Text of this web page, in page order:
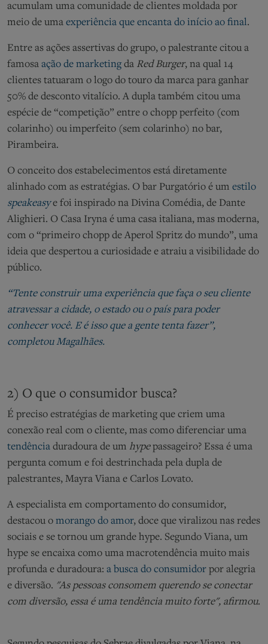
acumulam uma comunidade de clientes moldada por
meio de uma experiência que encanta do início ao final.
Entre as ações assertivas do grupo, o palestrante citou a
famosa ação de marketingda Red Burger, na qual 14
clientes tatuaram o logo do touro da marca para ganhar
50% de desconto vitalício. A dupla também citou uma
espécie de “competição” entre o chopp perfeito (com
colarinho) ou imperfeito (sem colarinho) no bar,
Pirambeira.
O conceito dos estabelecimentos está diretamente
alinhado com as estratégias. O bar Purgatório é um estilo
speakeasye foi inspirado na Divina Comédia, de Dante
Alighieri. O Casa Iryna é uma casa italiana, mas moderna,
com o “primeiro chopp de Aperol Spritz do mundo”, uma
ideia que despertou a curiosidade e atraiu a visibilidade do
público.
“Tente construir uma experiência que faça o seu cliente
atravessar a cidade, o estado ou o país para poder
conhecer você. E é isso que a gente tenta fazer”,
completou Magalhães.
2) O que o consumidor busca?
É preciso estratégias de marketing que criem uma
conexão real com o cliente, mas como diferenciar uma
tendência duradoura de um hypepassageiro? Essa é uma
pergunta comum e foi destrinchada pela dupla de
palestrantes, Mayra Viana e Carlos Lovato.
A especialista em comportamento do consumidor,
destacou o morango do amor, doce que viralizou nas redes
sociais e se tornou um grande hype. Segundo Viana, um
hype se encaixa como uma macrotendência muito mais
profunda e duradoura: a busca do consumidor por alegria
e diversão. "As pessoas consomem querendo se conectar
com diversão, essa é uma tendência muito forte", afirmou.